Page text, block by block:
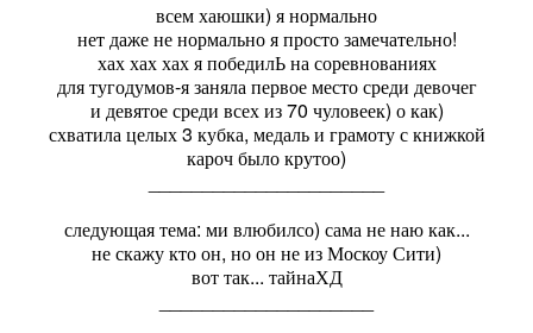
всем хаюшки) я нормально
нет даже не нормально я просто замечательно!
хах хах хах я победилЬ на соревнованиях
для тугодумов-я заняла первое место среди девочег
и девятое среди всех из 70 чуловеек) о как)
схватила целых 3 кубка, медаль и грамоту с книжкой
кароч было крутоо)
следующая тема: ми влюбилсо) сама не наю как...
не скажу кто он, но он не из Москоу Сити)
вот так... тайнаХД